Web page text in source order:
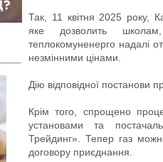
Так, 11 квітня 2025 року,
яке дозволить
теплокомуненерго надалі
незмінними цінами.
Дію відповідної постанови
Крім того, спрощено
установами та
Трейдинг». Тепер газ
договору приєднання.